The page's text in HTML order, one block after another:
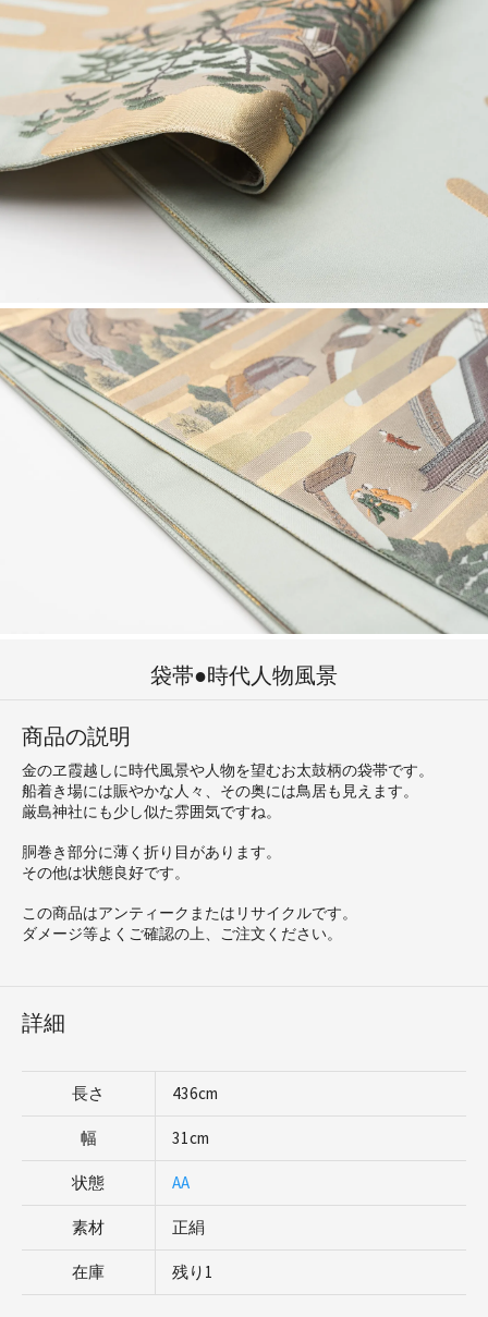
袋帯●時代人物風景
商品の説明
金のヱ霞越しに時代風景や人物を望むお太鼓柄の袋帯です。
船着き場には賑やかな人々、その奥には鳥居も見えます。
厳島神社にも少し似た雰囲気ですね。
胴巻き部分に薄く折り目があります。
その他は状態良好です。
この商品はアンティークまたはリサイクルです。
ダメージ等よくご確認の上、ご注文ください。
詳細
長さ 436cm
幅 31cm
状態 AA
素材 正絹
在庫 残り1